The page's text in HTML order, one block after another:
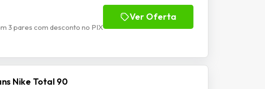
3 pares com desconto no PIX
Ver Oferta
Nike Total 90